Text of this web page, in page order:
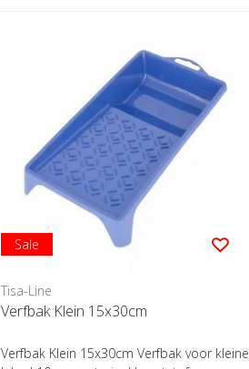
Sale
Tisa-Line
Verfbak Klein 15x30cm
Verfbak Klein 15x30cm Verfbak voor kleine